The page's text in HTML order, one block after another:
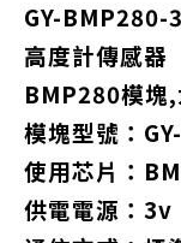
GY-BMP280-
高度計傳感器
BMP280模塊
模塊型號：
使用芯片：
供電電源：3v